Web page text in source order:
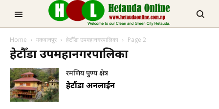
TRENDING NOW
मनहरीलाइभ
Home मकवानपुर हेटौँडा उपमहानगरपालिका Page 2
हेटौँडा उपमहानगरपालिका
रमणिय पुण्य क्षेत्र
हेटौंडा अनलाईन